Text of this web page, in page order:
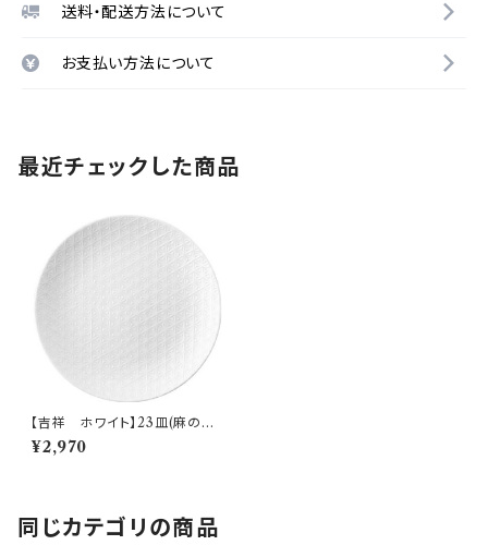
送料・配送方法について
お支払い方法について
最近チェックした商品
【吉祥 ホワイト】23皿(麻の葉)
【YMK160】YMK161-332
¥2,970
同じカテゴリの商品